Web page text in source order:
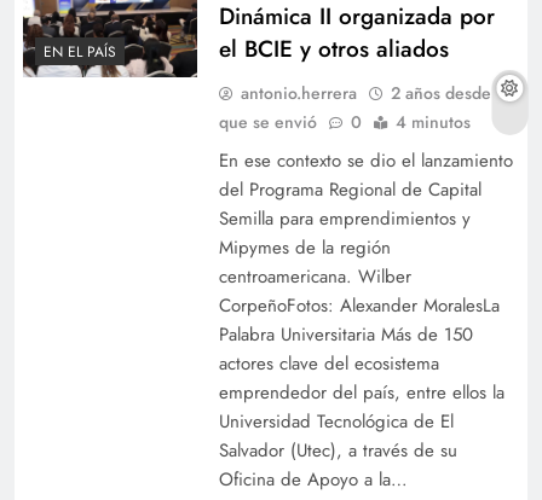
EN EL PAÍS
Dinámica II organizada por
el BCIE y otros aliados
antonio.herrera
2 años desde
que se envió
0 4 minutos
En ese contexto se dio el lanzamiento
del Programa Regional de Capital
Semilla para emprendimientos y
Mipymes de la región
centroamericana. Wilber
CorpeñoFotos: Alexander MoralesLa
Palabra Universitaria Más de 150
actores clave del ecosistema
emprendedor del país, entre ellos la
Universidad Tecnológica de El
Salvador (Utec), a través de su
Oficina de Apoyo a la…